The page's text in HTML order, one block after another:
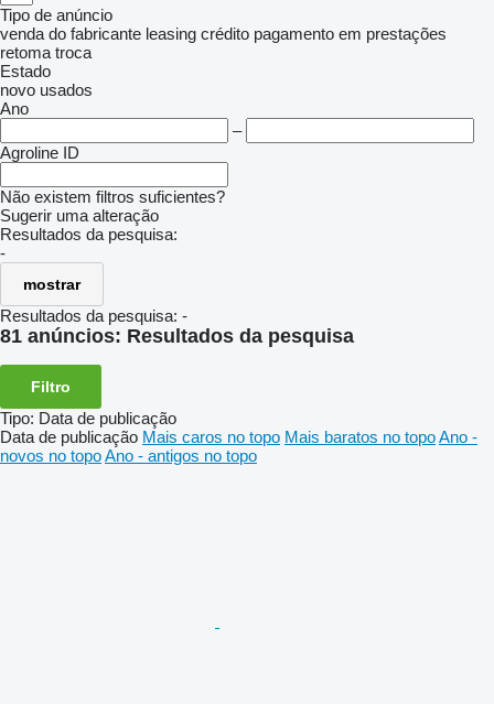
Tipo de anúncio
venda do fabricante leasing crédito pagamento em prestações
retoma troca
Estado
novo usados
Ano
–
Agroline ID
Não existem filtros suficientes?
Sugerir uma alteração
Resultados da pesquisa:
-
mostrar
Resultados da pesquisa: -
81 anúncios: Resultados da pesquisa
Filtro
Tipo: Data de publicação
Data de publicação Mais caros no topo Mais baratos no topoAno -
novos no topoAno - antigos no topo